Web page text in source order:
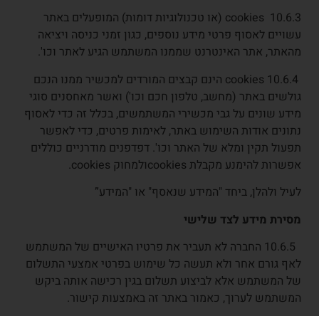
10.6.3 cookies (או טכנולוגיות דומות) המופעלים באתר
עשויים לאסוף פרטי מידע נוספים, כגון זמני כניסה ויציאה
מהאתר, אתר האינטרנט שממנו המשתמש הגיע לאתר וכו'.
cookies 10.6.4 הינם קבצים המורדים למכשיר ממנו הנכם
גולשים באתר (מחשב, טלפון חכם וכו') ואשר מאחסנים סוגי
מידע שונים על גבי מכשירי המשתמשים, בכלל זה כדי לאסוף
נתונים אודות השימוש באתר, לאימות פרטים, כדי לאפשר
תפעול תקין ומלא של האתר וכו'. דפדפנים מודרניים כוללים
אפשרות להימנע מקבלת cookiesולמחוק cookies.
לעיל ולהלן, ביחד "המידע שנאסף" או "המידע”
מסירת מידע לצד שלישי
10.6.5 החברה לא תעביר את פרטיו האישיים של המשתמש
לאף גורם אחר ולא תעשה כל שימוש בפרטי אמצעי התשלום
של המשתמש אלא לביצוע תשלום בגין רכישה אותה ביקש
המשתמש לערוך, כאמור באתר זה באמצעות קישור.